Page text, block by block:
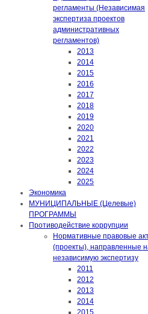
регламенты (Независимая
экспертиза проектов
административных
регламентов)
2013
2014
2015
2016
2017
2018
2019
2020
2021
2022
2023
2024
2025
Экономика
МУНИЦИПАЛЬНЫЕ (Целевые)
ПРОГРАММЫ
Противодействие коррупции
Нормативные правовые
(проекты), направленные
независимую экспертизу
2011
2012
2013
2014
2015